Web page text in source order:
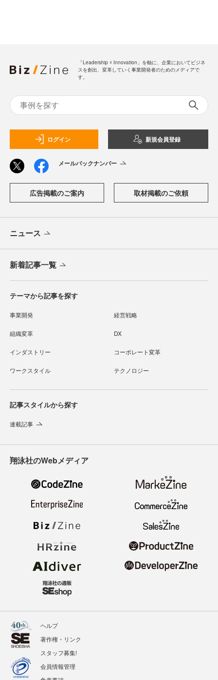
「Leadership ☓ Innovation」を軸に、企業においてビジネ
スを創出、変革していく事業開発者のためのメディアで
す。
ログイン 新規会員登録
メールバックナンバー
広告掲載のご案内 取材掲載のご依頼
ニュース
新着記事一覧
テーマから記事を探す
事業開発 経営戦略
組織変革 DX
インダストリー コーポレート変革
ワークスタイル テクノロジー
記事スタイルから探す
連載記事
翔泳社のWebメディア
ヘルプ
著作権・リンク
スタッフ募集!
会員情報管理